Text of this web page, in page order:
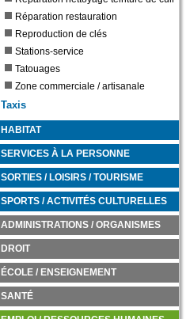
Réparation restauration
Reproduction de clés
Stations-service
Tatouages
Zone commerciale / artisanale
Taxis
HABITAT
SERVICES À LA PERSONNE
SORTIES / LOISIRS / TOURISME
SPORTS / ACTIVITÉS CULTURELLES
ADMINISTRATIONS / ORGANISMES
DROIT
ÉCOLE / ENSEIGNEMENT
SANTÉ